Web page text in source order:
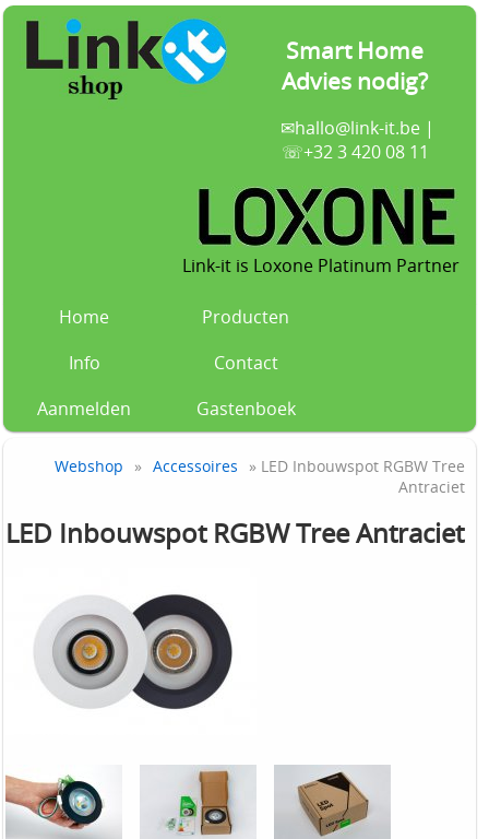
Smart Home
Advies nodig?
✉hallo@link-it.be|
☏+32 3 420 08 11
Link-it is Loxone Platinum Partner
Home
Producten
Info
Contact
Aanmelden
Gastenboek
Webshop » Accessoires
» LED Inbouwspot RGBW Tree
Antraciet
LED Inbouwspot RGBW Tree Antraciet